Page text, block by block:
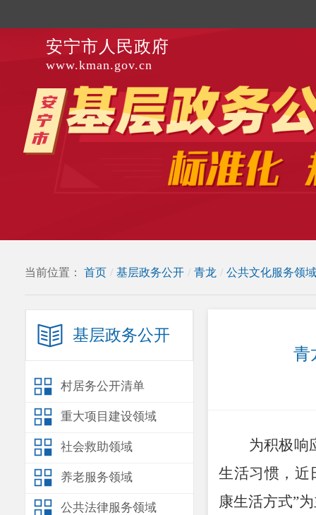
安宁市人民政府
www.kman.gov.cn
当前位置： 首页 / 基层政务公开 / 青龙 / 公共文化服务领域
基层政务公开
村居务公开清单
重大项目建设领域
社会救助领域
养老服务领域
公共法律服务领域
青
为积极响
生活习惯，近
康生活方式”